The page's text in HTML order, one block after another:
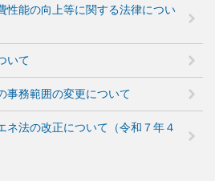
性能の向上等に関する法律につい
いて
事務範囲の変更について
ネ法の改正について（令和７年４